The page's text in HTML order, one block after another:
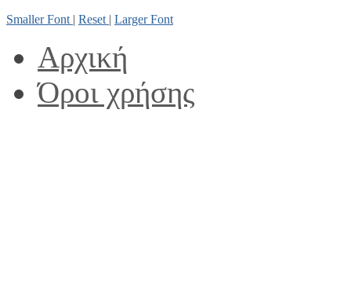
Smaller Font | Reset | Larger Font
Αρχική
Όροι χρήσης